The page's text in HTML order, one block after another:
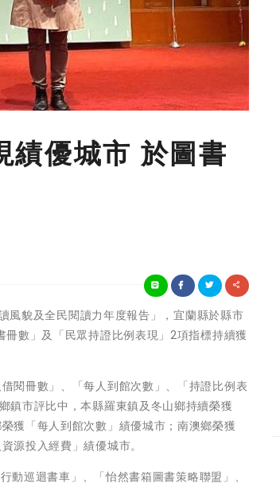
績優城市 於圖書
貌及全民閱讀力年度報告」，宜蘭縣於縣市
數」及「民眾持證比例表現」2項指標持續獲
閱冊數」、「每人到館次數」、「持證比例表
鎮市評比中，本縣羅東鎮及冬山鄉持續榮獲
獲「每人到館次數」績優城市；南澳鄉榮獲
源投入經費」績優城市。
動巡迴書車」、「怡然書箱圖書策略聯盟」、